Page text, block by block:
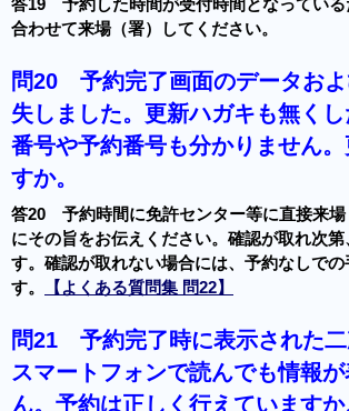
答19 予約した時間が受付時間となっている
合わせて来場（署）してください。
問20 予約完了画面のデータお
失しました。更新ハガキも無く
番号や予約番号も分かりません。
すか。
答20 予約時間に免許センター等に直接来場
にその旨をお伝えください。確認が取れ次
す。確認が取れない場合には、予約なしでの
す。
【よくある質問集 問22】
問21 予約完了時に表示された
スマートフォンで読んでも情報
ん。予約は正しく行えていますか